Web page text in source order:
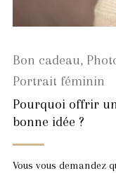
Bon cadeau,
Portrait féminin
Pourquoi offrir
bonne idée ?
Vous vous demandez